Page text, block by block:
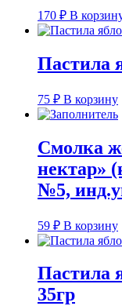
170 ₽ В
Пастила
75 ₽ В корзину
Смолка
нектар»
№5,
59 ₽ В корзину
Пастила
35гр